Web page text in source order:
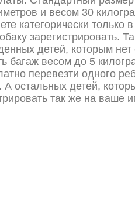
и весом 30
категорически только
зарегистрировать.
детей, которым
багаж весом до 5
перевезти одного
А остальных детей,
так же на ваше